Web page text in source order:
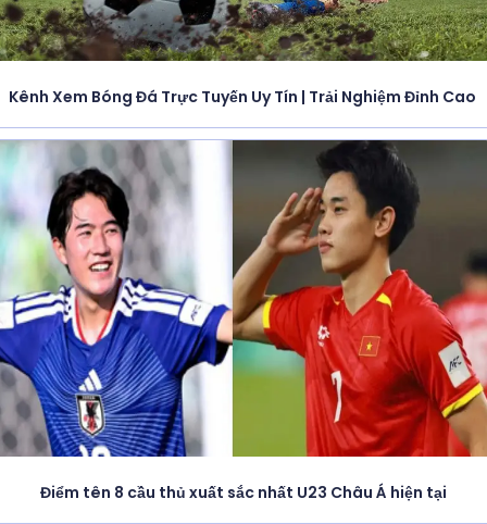
Kênh Xem Bóng Đá Trực Tuyến Uy Tín | Trải Nghiệm Đỉnh Cao
Điểm tên 8 cầu thủ xuất sắc nhất U23 Châu Á hiện tại